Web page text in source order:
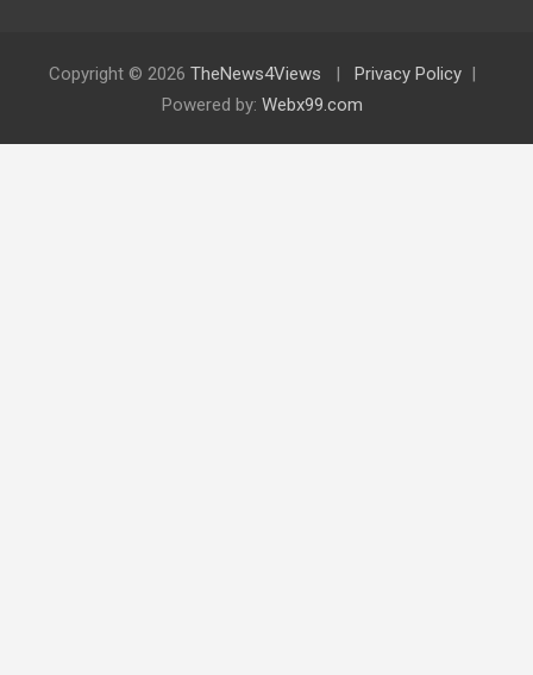
Copyright © 2026 TheNews4Views
Privacy Policy
Powered by: Webx99.com